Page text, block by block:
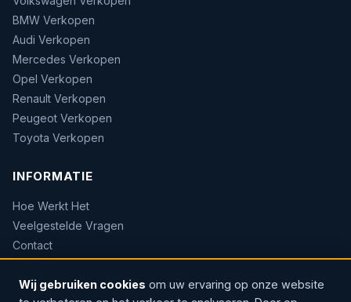
BMW Verkopen
Audi Verkopen
Mercedes Verkopen
Opel Verkopen
Renault Verkopen
Peugeot Verkopen
Toyota Verkopen
INFORMATIE
Hoe Werkt Het
Veelgestelde Vragen
Contact
Wij gebruiken cookies om uw ervaring op onze website